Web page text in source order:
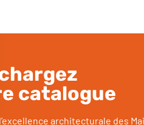
catalogue
architecturale des